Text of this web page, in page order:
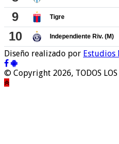
Diseño realizado por Estudios
© Copyright 2026, TODOS LOS